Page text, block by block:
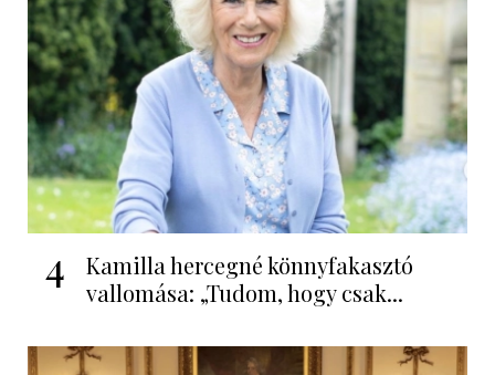
4
Kamilla hercegné könnyfakasztó
vallomása: „Tudom, hogy csak...